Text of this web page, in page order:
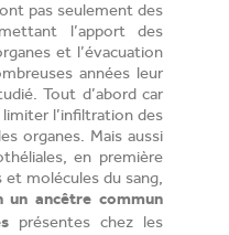
pas seulement des
l’apport des
et l’évacuation
années leur
Tout d’abord car
l’infiltration des
organes. Mais aussi
en première
et molécules du sang,
un ancêtre commun
présentes chez les